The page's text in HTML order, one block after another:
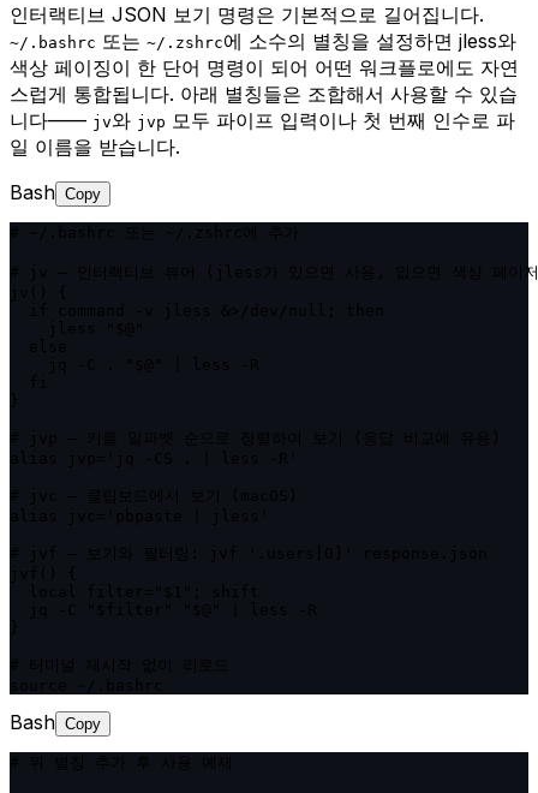
인터랙티브 JSON 보기 명령은 기본적으로 길어집니다.
~/.bashrc 또는 ~/.zshrc에 소수의 별칭을 설정하면 jless와
색상 페이징이 한 단어 명령이 되어 어떤 워크플로에도 자연
스럽게 통합됩니다. 아래 별칭들은 조합해서 사용할 수 있습
니다—— jv와 jvp 모두 파이프 입력이나 첫 번째 인수로 파
일 이름을 받습니다.
Bash Copy
# jv — 인터랙티브 뷰어 (jless가 있으면 사용, 없으면 색상 페이
Bash Copy